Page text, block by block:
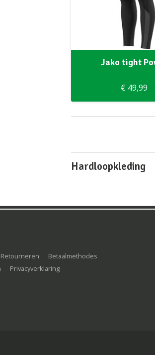
Jako tight
€ 49,99
Hardloopkleding
Retourneren
Betaalmethodes
Privacyverklaring